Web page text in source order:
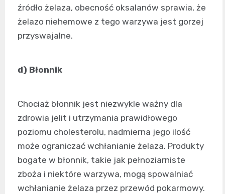
źródło żelaza, obecność oksalanów sprawia, że
żelazo niehemowe z tego warzywa jest gorzej
przyswajalne.
d) Błonnik
Chociaż błonnik jest niezwykle ważny dla
zdrowia jelit i utrzymania prawidłowego
poziomu cholesterolu, nadmierna jego ilość
może ograniczać wchłanianie żelaza. Produkty
bogate w błonnik, takie jak pełnoziarniste
zboża i niektóre warzywa, mogą spowalniać
wchłanianie żelaza przez przewód pokarmowy.